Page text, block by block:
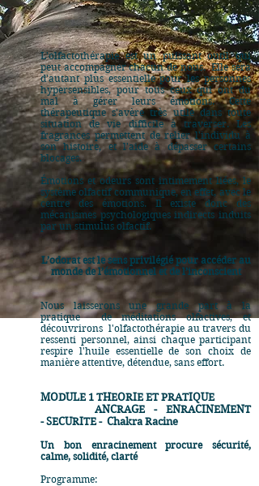
L'olfactothérapie est un puissant outil qui
peut accompagner chacun de nous. Elle sera
d'autant plus essentielle pour les personnes
hypersensibles, pour tous ceux qui ont du
mal à gérer leurs émotions. Cette
thérapeutique s'avère très utile dans toute
situation de vie difficile à traverser. Les
fragrances permettent de relier l'individu à
son histoire, et l'aide à dépasser certains
blocages.
Émotions et odeurs sont intimement liées, le
système olfactif communique, en effet, avec le
centre des émotions. Il existe donc des
mécanismes psychologiques indirects induits
par un stimulus olfactif.
L’odorat est le sens privilégié pour accéder au
monde de l’émotionnel et de l’inconscient
Nous laisserons une grande part à la
pratique de méditations olfactives, et
découvrirons l'olfactothérapie au travers du
ressenti personnel, ainsi chaque participant
respire l'huile essentielle de son choix de
manière attentive, détendue, sans effort.
​MODULE 1 THEORIE ET PRATIQUE
ANCRAGE - ENRACINEMENT
-SECURITE - Chakra Racine
Un bon enracinement procure sécurité,
calme, solidité, clarté
Programme: